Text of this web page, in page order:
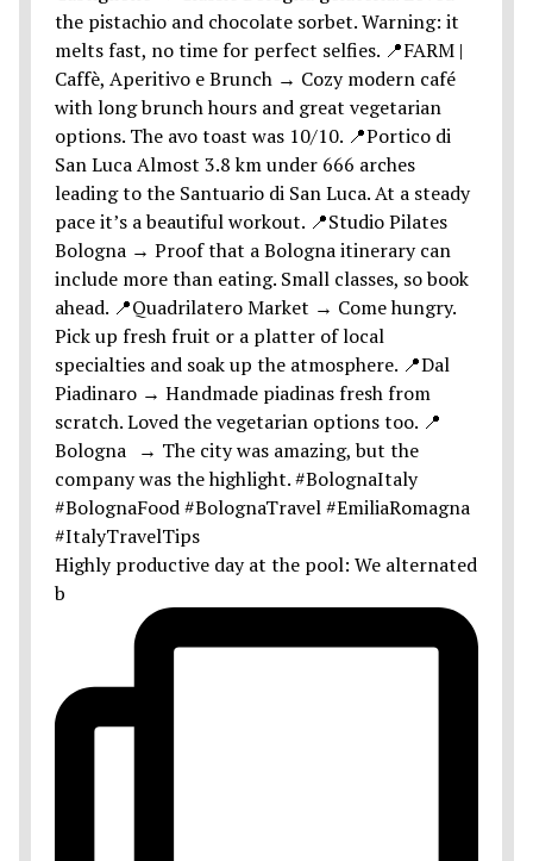
Highly productive day at the pool: We alternated
b